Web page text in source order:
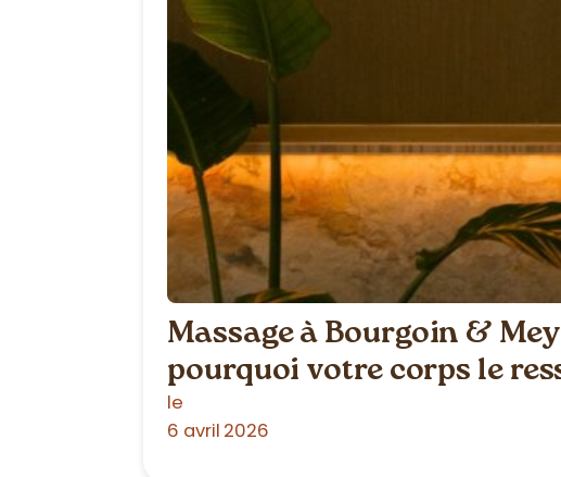
Massage à Bourgoin &
pourquoi votre corps le
le
6 avril 2026